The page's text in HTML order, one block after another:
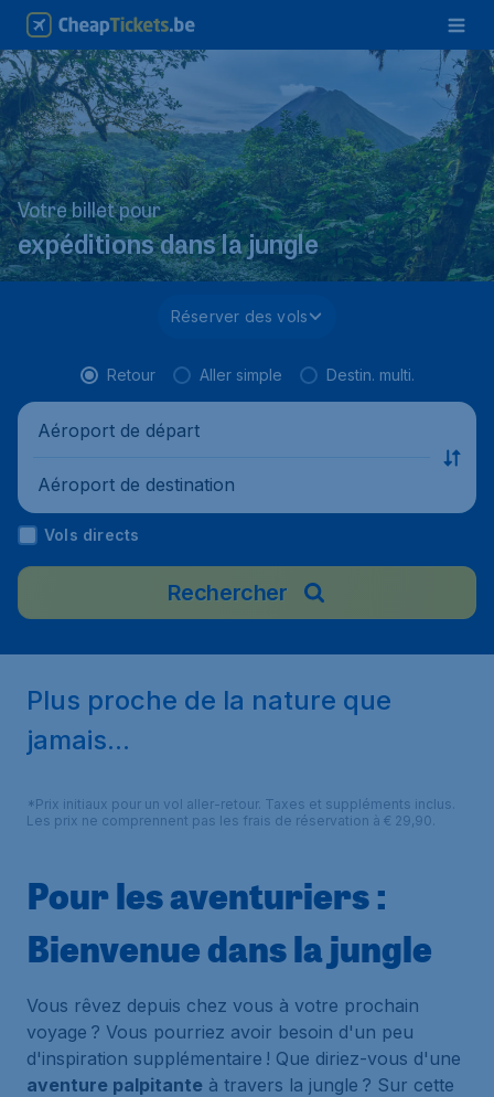
Votre billet pour
expéditions dans la jungle
Réserver des vols
Retour Aller simple Destin. multi.
Aéroport de départ
Aéroport de destination
Vols directs
Rechercher
Plus proche de la nature que
jamais...
*Prix initiaux pour un vol aller-retour. Taxes et suppléments inclus.
Les prix ne comprennent pas les frais de réservation à € 29,90.
Pour les aventuriers :
Bienvenue dans la jungle
Vous rêvez depuis chez vous à votre prochain
voyage ? Vous pourriez avoir besoin d'un peu
d'inspiration supplémentaire ! Que diriez-vous d'une
aventure palpitante à travers la jungle ? Sur cette